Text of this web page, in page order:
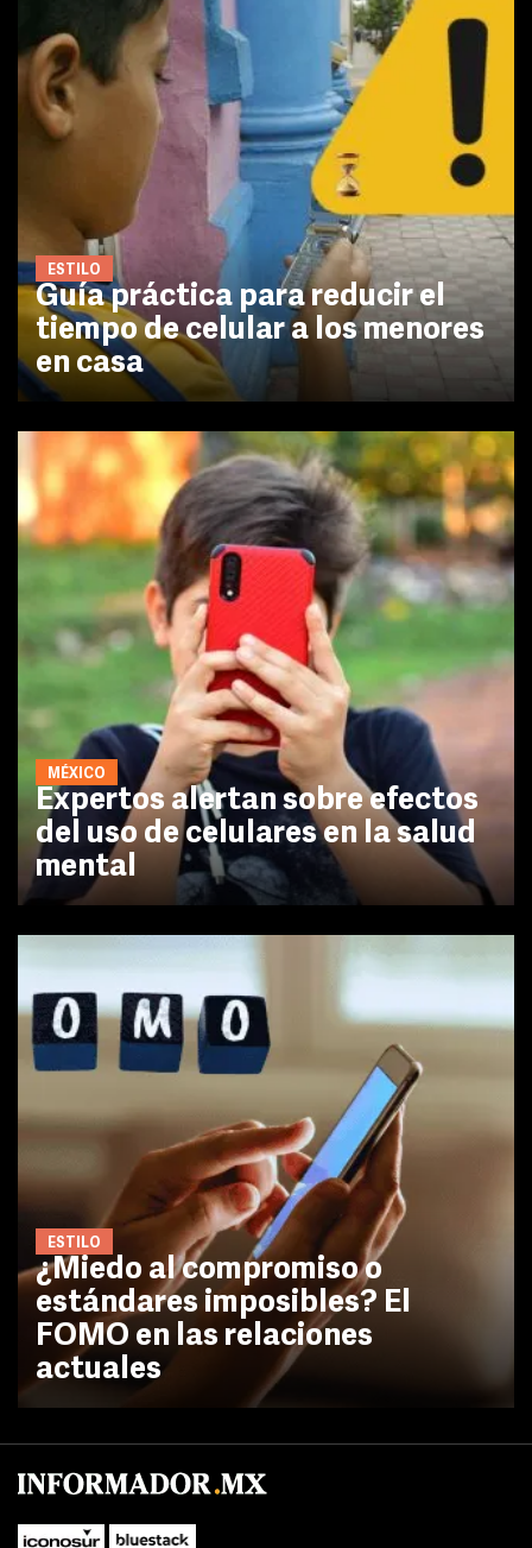
ESTILO
Guía práctica para reducir el
tiempo de celular a los menores
en casa
MÉXICO
Expertos alertan sobre efectos
del uso de celulares en la salud
mental
ESTILO
¿Miedo al compromiso o
estándares imposibles? El
FOMO en las relaciones
actuales